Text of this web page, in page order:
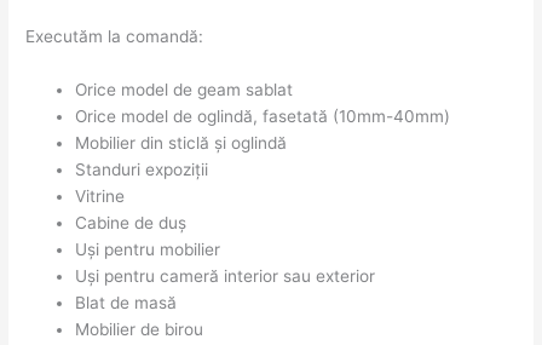
Executăm la comandă:
Orice model de geam sablat
Orice model de oglindă, fasetată (10mm-40mm)
Mobilier din sticlă și oglindă
Standuri expoziții
Vitrine
Cabine de duș
Uși pentru mobilier
Uși pentru cameră interior sau exterior
Blat de masă
Mobilier de birou